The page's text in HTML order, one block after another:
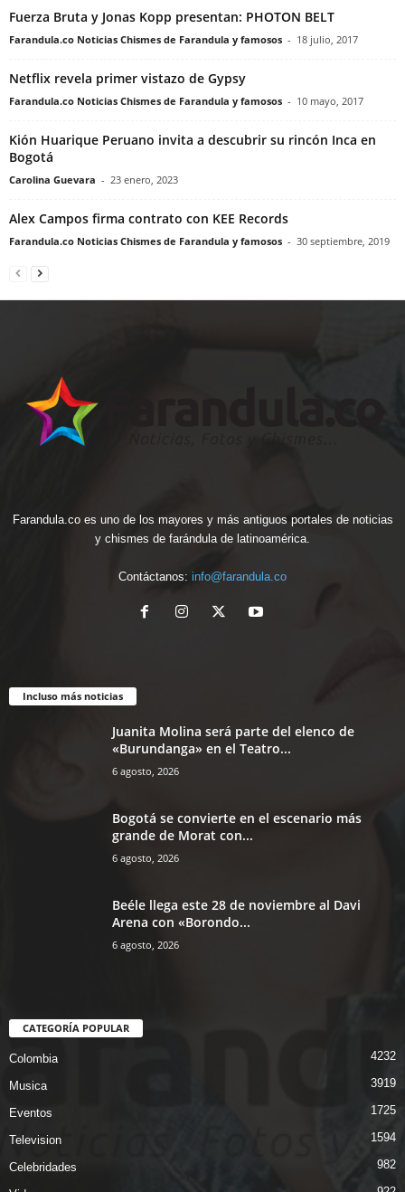
Fuerza Bruta y Jonas Kopp presentan: PHOTON BELT
Farandula.co Noticias Chismes de Farandula y famosos - 18 julio, 2017
Netflix revela primer vistazo de Gypsy
Farandula.co Noticias Chismes de Farandula y famosos - 10 mayo, 2017
Kión Huarique Peruano invita a descubrir su rincón Inca en
Bogotá
Carolina Guevara - 23 enero, 2023
Alex Campos firma contrato con KEE Records
Farandula.co Noticias Chismes de Farandula y famosos - 30 septiembre, 2019
Farandula.co es uno de los mayores y más antiguos portales de noticias
y chismes de farándula de latinoamérica.
Contáctanos: info@farandula.co
Incluso más noticias
Juanita Molina será parte del elenco de
«Burundanga» en el Teatro...
6 agosto, 2026
Bogotá se convierte en el escenario más
grande de Morat con...
6 agosto, 2026
Beéle llega este 28 de noviembre al Davi
Arena con «Borondo...
6 agosto, 2026
CATEGORÍA POPULAR
Colombia 4232
Musica 3919
Eventos 1725
Television 1594
Celebridades 982